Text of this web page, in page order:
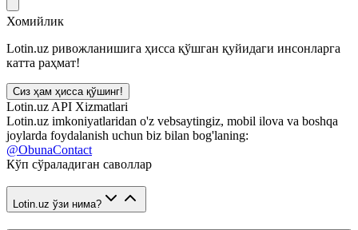
Хомийлик
Lotin.uz ривожланишига ҳисса қўшган қуйидаги инсонларга
катта раҳмат!
Сиз ҳам ҳисса қўшинг!
Lotin.uz API Xizmatlari
Lotin.uz imkoniyatlaridan o'z vebsaytingiz, mobil ilova va boshqa
joylarda foydalanish uchun biz bilan bog'laning:
@ObunaContact
Кўп сўраладиган саволлар
Lotin.uz ўзи нима?